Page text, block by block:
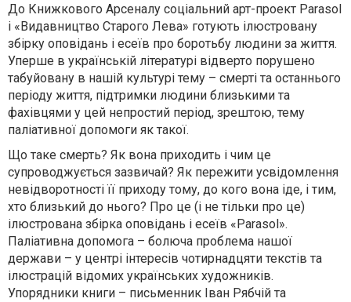
До Книжкового Арсеналу соціальний арт-проект Parasol
і «Видавництво Старого Лева» готують ілюстровану
збірку оповідань і есеїв про боротьбу людини за життя.
Уперше в українській літературі відверто порушено
табуйовану в нашій культурі тему – смерті та останнього
періоду життя, підтримки людини близькими та
фахівцями у цей непростий період, зрештою, тему
паліативної допомоги як такої.
Що таке смерть? Як вона приходить і чим це
супроводжується зазвичай? Як пережити усвідомлення
невідворотності її приходу тому, до кого вона іде, і тим,
хто близький до нього? Про це (і не тільки про це)
ілюстрована збірка оповідань і есеїв «Parasol».
Паліативна допомога – болюча проблема нашої
держави – у центрі інтересів чотирнадцяти текстів та
ілюстрацій відомих українських художників.
Упорядники книги – письменник Іван Рябчій та